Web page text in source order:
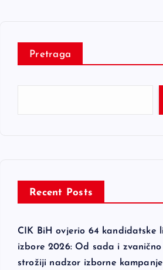
Pretraga
Recent Posts
CIK BiH ovjerio 64 kandidatske
izbore 2026: Od sada i zvanično
strožiji nadzor izborne kampanje